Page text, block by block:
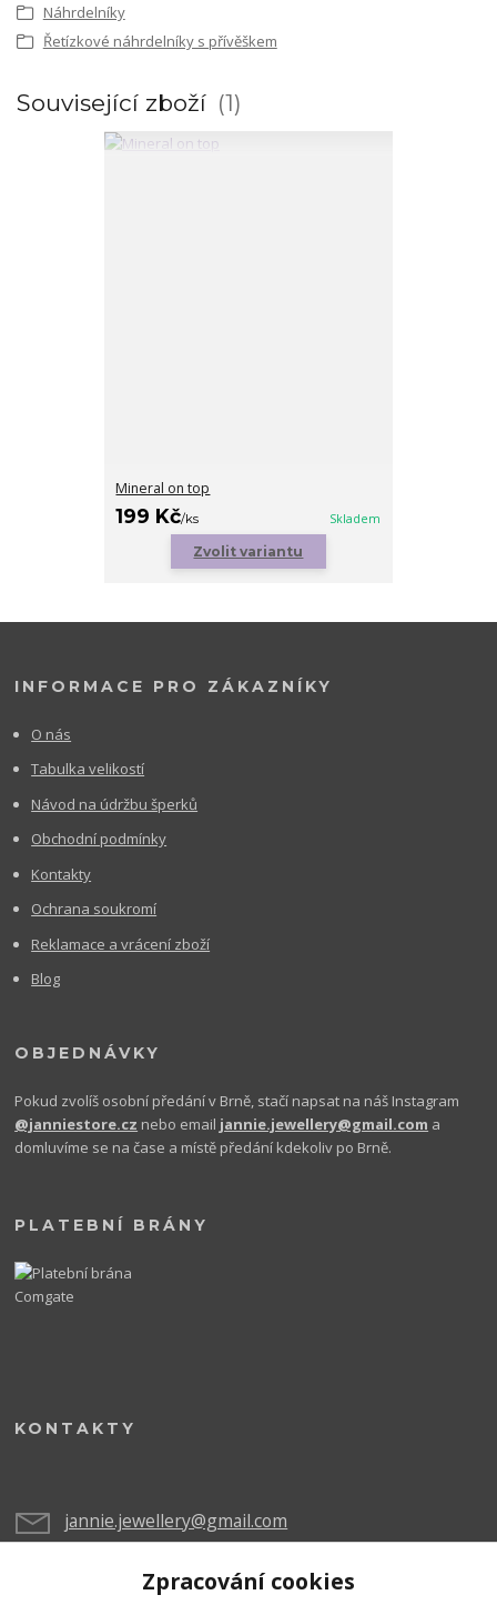
Náhrdelníky
Řetízkové náhrdelníky s přívěškem
Související zboží 1
Mineral on top
199 Kč/ks Skladem
Zvolit variantu
INFORMACE PRO ZÁKAZNÍKY
O nás
Tabulka velikostí
Návod na údržbu šperků
Obchodní podmínky
Kontakty
Ochrana soukromí
Reklamace a vrácení zboží
Blog
OBJEDNÁVKY
Pokud zvolíš osobní předání v Brně, stačí napsat na náš Instagram
@janniestore.cz nebo email jannie.jewellery@gmail.com a
domluvíme se na čase a místě předání kdekoliv po Brně.
PLATEBNÍ BRÁNY
KONTAKTY
jannie.jewellery@gmail.com
Zpracování cookies